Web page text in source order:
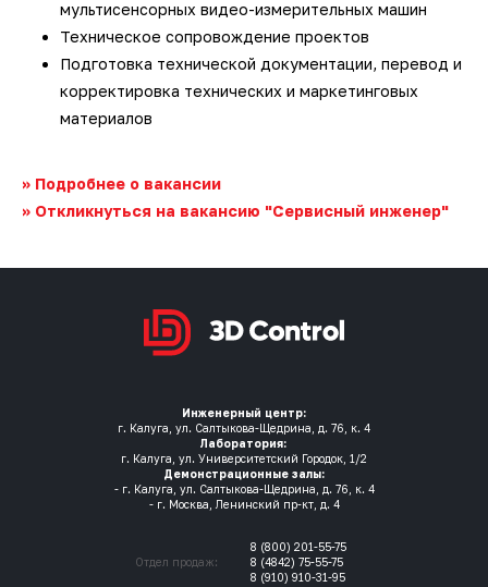
мультисенсорных видео-измерительных машин
Техническое сопровождение проектов
Подготовка технической документации, перевод и
корректировка технических и маркетинговых
материалов
>> Подробнее о вакансии
>> Откликнуться на вакансию "Сервисный инженер"
Инженерный центр:
г. Калуга, ул. Салтыкова-Щедрина, д. 76, к. 4
Лаборатория:
г. Калуга, ул. Университетский Городок, 1/2
Демонстрационные залы:
- г. Калуга, ул. Салтыкова-Щедрина, д. 76, к. 4
- г. Москва, Ленинский пр-кт, д. 4
Отдел продаж:
8 (800) 201-55-75
8 (4842) 75-55-75
8 (910) 910-31-95